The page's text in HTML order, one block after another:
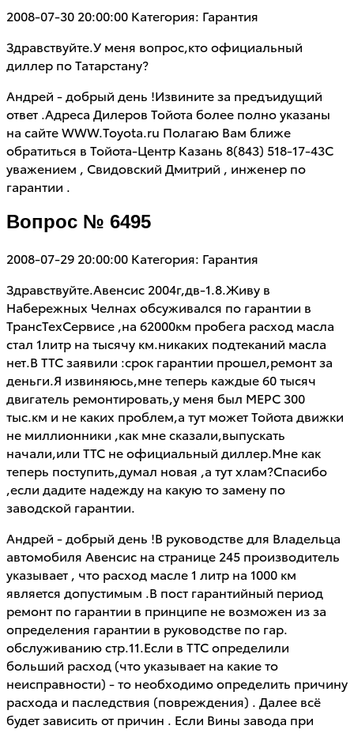
2008-07-30 20:00:00 Категория: Гарантия
Здравствуйте.У меня вопрос,кто официальный
диллер по Татарстану?
Андрей - добрый день !Извините за предъидущий
ответ .Адреса Дилеров Тойота более полно указаны
на сайте WWW.Toyota.ru Полагаю Вам ближе
обратиться в Тойота-Центр Казань 8(843) 518-17-43С
уважением , Свидовский Дмитрий , инженер по
гарантии .
Вопрос № 6495
2008-07-29 20:00:00 Категория: Гарантия
Здравствуйте.Авенсис 2004г,дв-1.8.Живу в
Набережных Челнах обсуживался по гарантии в
ТрансТехСервисе ,на 62000км пробега расход масла
стал 1литр на тысячу км.никаких подтеканий масла
нет.В ТТС заявили :срок гарантии прошел,ремонт за
деньги.Я извиняюсь,мне теперь каждые 60 тысяч
двигатель ремонтировать,у меня был МЕРС 300
тыс.км и не каких проблем,а тут может Тойота движки
не миллионники ,как мне сказали,выпускать
начали,или ТТС не официальный диллер.Мне как
теперь поступить,думал новая ,а тут хлам?Cпасибо
,если дадите надежду на какую то замену по
заводской гарантии.
Андрей - добрый день !В руководстве для Владельца
автомобиля Авенсис на странице 245 производитель
указывает , что расход масле 1 литр на 1000 км
является допустимым .В пост гарантийный период
ремонт по гарантии в принципе не возможен из за
определения гарантии в руководстве по гар.
обслуживанию стр.11.Если в ТТС определили
больший расход (что указывает на какие то
неисправности) - то необходимо определить причину
расхода и паследствия (повреждения) . Далее всё
будет зависить от причин . Если Вины завода при